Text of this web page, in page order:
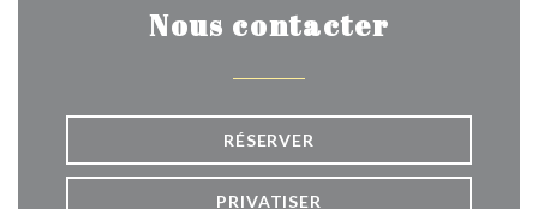
Nous contacter
RÉSERVER
PRIVATISER